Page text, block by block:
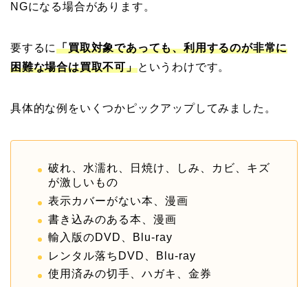
NGになる場合があります。
要するに「買取対象であっても、利用するのが非常に
困難な場合は買取不可」というわけです。
具体的な例をいくつかピックアップしてみました。
破れ、水濡れ、日焼け、しみ、カビ、キズ
が激しいもの
表示カバーがない本、漫画
書き込みのある本、漫画
輸入版のDVD、Blu-ray
レンタル落ちDVD、Blu-ray
使用済みの切手、ハガキ、金券